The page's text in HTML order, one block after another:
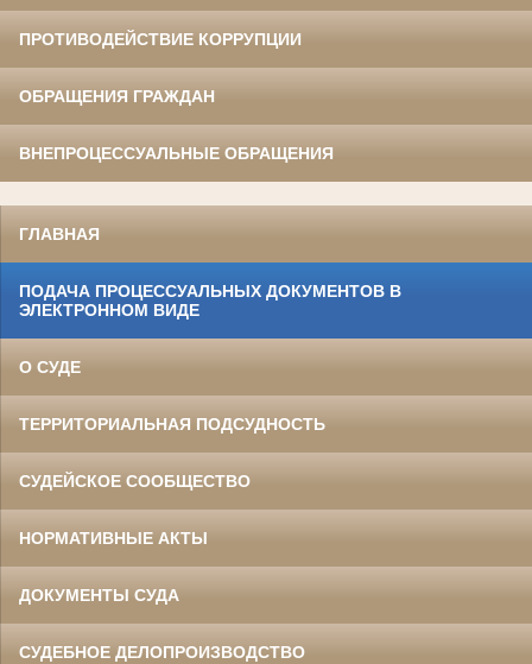
ПРОТИВОДЕЙСТВИЕ КОРРУПЦИИ
ОБРАЩЕНИЯ ГРАЖДАН
ВНЕПРОЦЕССУАЛЬНЫЕ ОБРАЩЕНИЯ
ГЛАВНАЯ
ПОДАЧА ПРОЦЕССУАЛЬНЫХ ДОКУМЕНТОВ В
ЭЛЕКТРОННОМ ВИДЕ
О СУДЕ
ТЕРРИТОРИАЛЬНАЯ ПОДСУДНОСТЬ
СУДЕЙСКОЕ СООБЩЕСТВО
НОРМАТИВНЫЕ АКТЫ
ДОКУМЕНТЫ СУДА
СУДЕБНОЕ ДЕЛОПРОИЗВОДСТВО